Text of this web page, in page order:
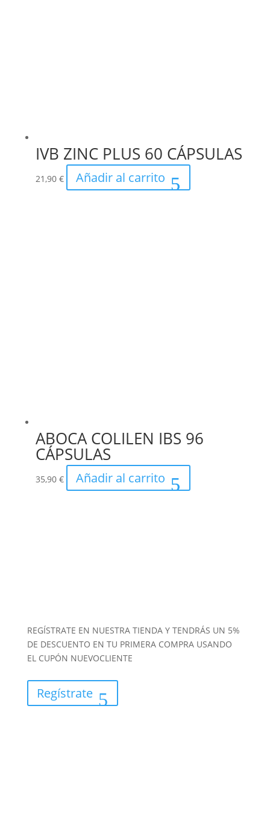
IVB ZINC PLUS 60 CÁPSULAS
21,90 € Añadir al carrito
ABOCA COLILEN IBS 96
CÁPSULAS
35,90 € Añadir al carrito
REGÍSTRATE EN NUESTRA TIENDA Y TENDRÁS UN 5%
DE DESCUENTO EN TU PRIMERA COMPRA USANDO
EL CUPÓN NUEVOCLIENTE
Regístrate